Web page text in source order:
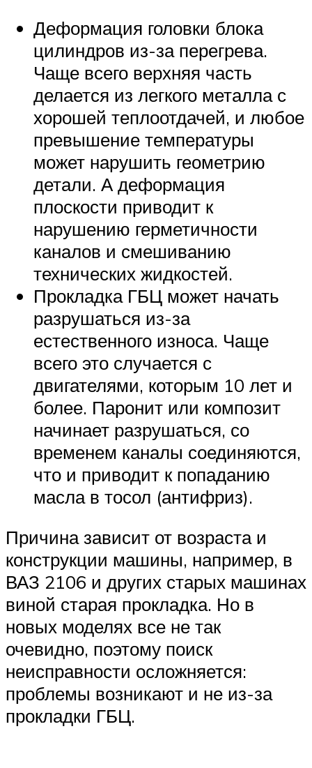
Деформация головки блока
цилиндров из-за перегрева.
Чаще всего верхняя часть
делается из легкого металла с
хорошей теплоотдачей, и любое
превышение температуры
может нарушить геометрию
детали. А деформация
плоскости приводит к
нарушению герметичности
каналов и смешиванию
технических жидкостей.
Прокладка ГБЦ может начать
разрушаться из-за
естественного износа. Чаще
всего это случается с
двигателями, которым 10 лет и
более. Паронит или композит
начинает разрушаться, со
временем каналы соединяются,
что и приводит к попаданию
масла в тосол (антифриз).
Причина зависит от возраста и
конструкции машины, например, в
ВАЗ 2106 и других старых машинах
виной старая прокладка. Но в
новых моделях все не так
очевидно, поэтому поиск
неисправности осложняется:
проблемы возникают и не из-за
прокладки ГБЦ.